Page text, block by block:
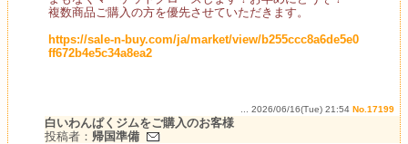
複数商品ご購入の方を優先させていただきます。
https://sale-n-buy.com/ja/market/view/b255ccc8a6de5e0
ff672b4e5c34a8ea2
... 2026/06/16(Tue) 21:54 No.17199
白いわんぱくジムをご購入のお客様
投稿者： 帰国準備